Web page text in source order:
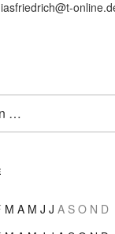
M A M J J A S O N D